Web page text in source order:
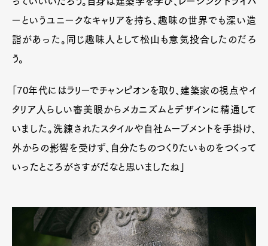
ーというユニークなキャリアを持ち、趣味の世界でも深い造
詣があった。同じ趣味人として松山も意気投合したのだろ
う。
「70年代にはラリーでチャンピオンを取り、建築家の視点やイ
タリア人らしい審美眼からメカニズムとデザインに精通して
いました。洗練されたスタイルや自社ムーブメントを手掛け、
外からの影響を受けず、自分たちのつくりたいものをつくって
いったところがさすがだなと思いましたね」